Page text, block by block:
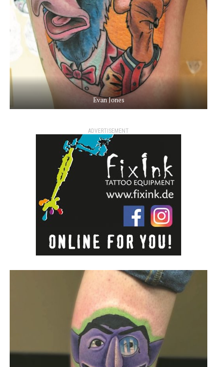
Evan Jones
ADVERTISEMENT